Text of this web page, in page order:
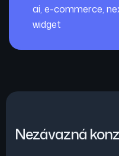
ai, e-commerce,
widget
Nezávazná